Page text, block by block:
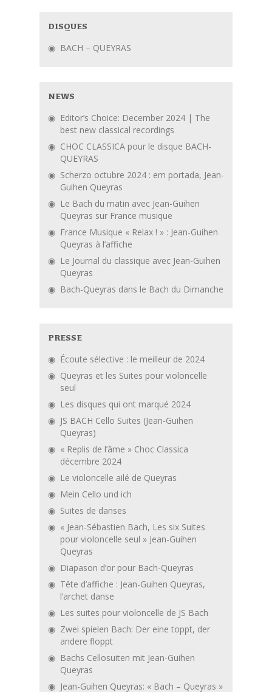
DISQUES
BACH – QUEYRAS
NEWS
Editor’s Choice: December 2024 | The
best new classical recordings
CHOC CLASSICA pour le disque BACH-
QUEYRAS
Scherzo octubre 2024 : em portada, Jean-
Guihen Queyras
Le Bach du matin avec Jean-Guihen
Queyras sur France musique
France Musique « Relax ! » : Jean-Guihen
Queyras à l’affiche
Le Journal du classique avec Jean-Guihen
Queyras
Bach-Queyras dans le Bach du Dimanche
PRESSE
Écoute sélective : le meilleur de 2024
Queyras et les Suites pour violoncelle
seul
Les disques qui ont marqué 2024
JS BACH Cello Suites (Jean-Guihen
Queyras)
« Replis de l’âme » Choc Classica
décembre 2024
Le violoncelle ailé de Queyras
Mein Cello und ich
Suites de danses
« Jean-Sébastien Bach, Les six Suites
pour violoncelle seul » Jean-Guihen
Queyras
Diapason d’or pour Bach-Queyras
Tête d’affiche : Jean-Guihen Queyras,
l’archet danse
Les suites pour violoncelle de JS Bach
Zwei spielen Bach: Der eine toppt, der
andere floppt
Bachs Cellosuiten mit Jean-Guihen
Queyras
Jean-Guihen Queyras: « Bach – Queyras »